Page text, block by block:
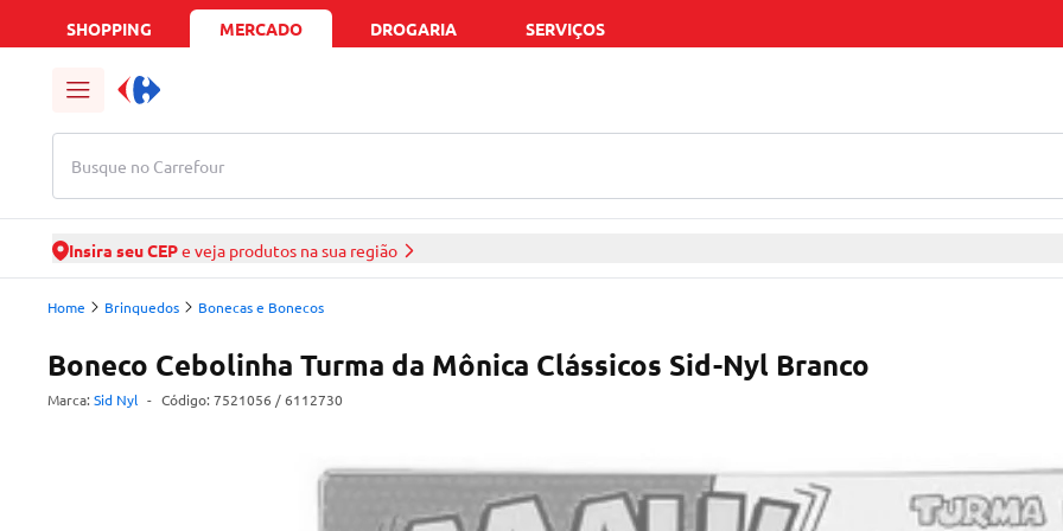
SHOPPING MERCADO DROGARIA SERVIÇOS
Busque no Carrefour
Insira seu CEPe veja produtos na sua região
Home Brinquedos Bonecas e Bonecos
Boneco Cebolinha Turma da Mônica Clássicos Sid-Nyl Branco
Marca: Sid Nyl - Código: 7521056 / 6112730